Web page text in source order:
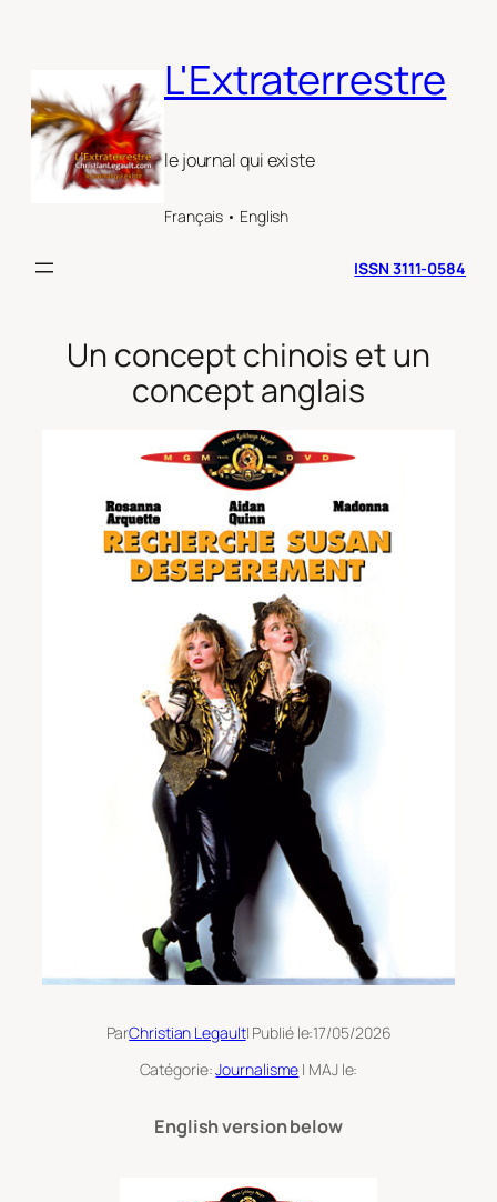
L'Extraterrestre
le journal qui existe
Français • English
ISSN 3111-0584
Un concept chinois et un
concept anglais
ParChristian Legault| Publié le:17/05/2026
Catégorie:Journalisme | MAJ le:
English version below